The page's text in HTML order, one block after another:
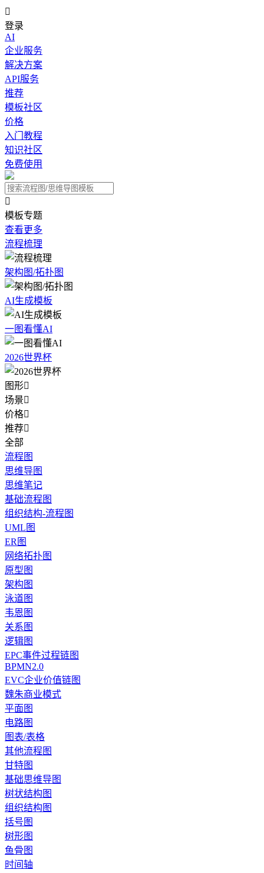

登录
AI
企业服务
解决方案
API服务
推荐
模板社区
价格
入门教程
知识社区
免费使用

模板专题
查看更多
流程梳理
架构图/拓扑图
AI生成模板
一图看懂AI
2026世界杯
图形
场景
价格
推荐
全部
流程图
思维导图
思维笔记
基础流程图
组织结构-流程图
UML图
ER图
网络拓扑图
原型图
架构图
泳道图
韦恩图
关系图
逻辑图
EPC事件过程链图
BPMN2.0
EVC企业价值链图
魏朱商业模式
平面图
电路图
图表/表格
其他流程图
甘特图
基础思维导图
树状结构图
组织结构图
括号图
树形图
鱼骨图
时间轴